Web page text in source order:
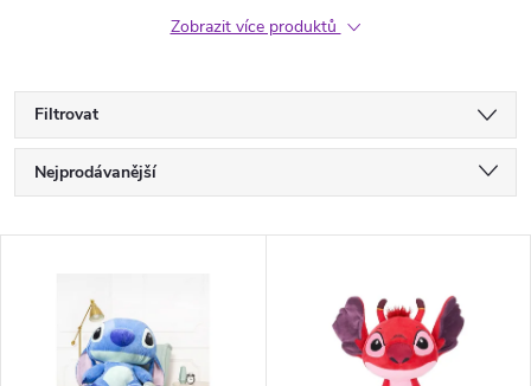
Zobrazit více produktů
Filtrovat
Ř
a
Nejprodávanější
Abecedně